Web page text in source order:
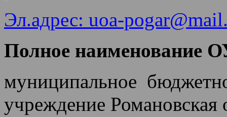
Эл.адрес: uoa-
Полное наименование
муниципальное
учреждение Романовская